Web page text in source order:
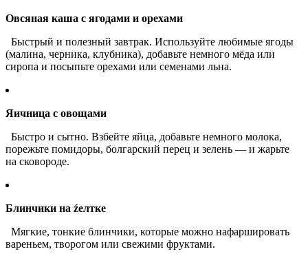
Овсяная каша с ягодами и орехами
Быстрый и полезный завтрак. Используйте любимые ягоды
(малина, черника, клубника), добавьте немного мёда или
сиропа и посыпьте орехами или семенами льна.
Яичница с овощами
Быстро и сытно. Взбейте яйца, добавьте немного молока,
порежьте помидоры, болгарский перец и зелень — и жарьте
на сковороде.
Блинчики на źелтке
Мягкие, тонкие блинчики, которые можно нафаршировать
вареньем, творогом или свежими фруктами.